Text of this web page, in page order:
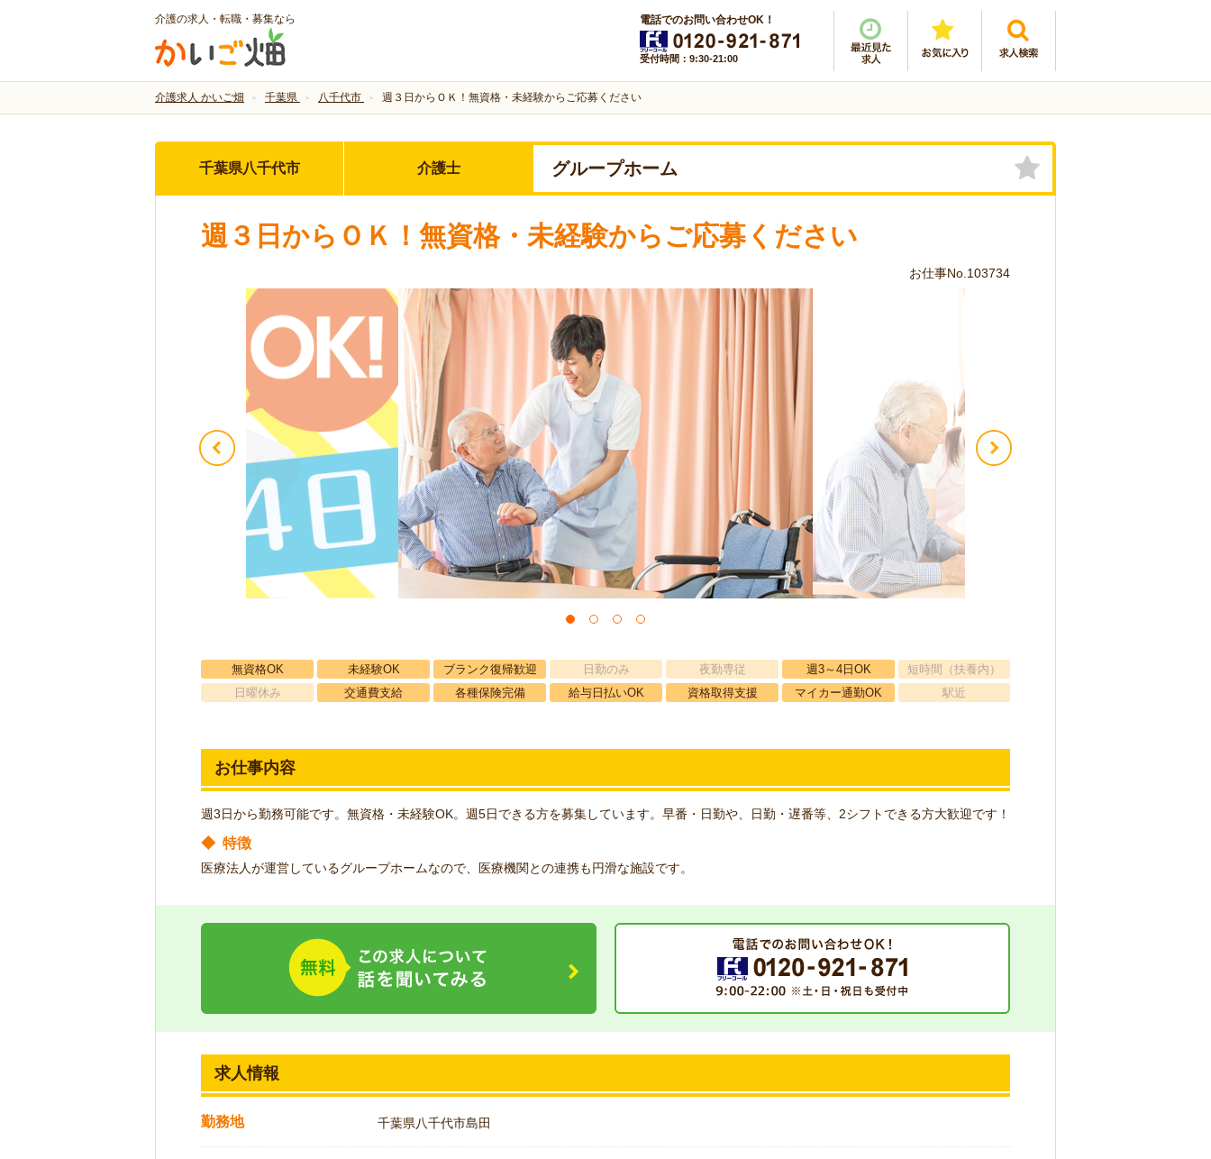
介護の求人・転職・募集なら 電話でのお問い合わせOK！
受付時間：9:30-21:00
介護求人 かいご畑 千葉県 八千代市 週３日からＯＫ！無資格・未経験からご応募ください
千葉県八千代市 介護士 グループホーム
週３日からＯＫ！無資格・未経験からご応募ください
お仕事No.103734
無資格OK 未経験OK ブランク復帰歓迎 日勤のみ 夜勤専従 週3～4日OK
短時間（扶養内）
日曜休み
交通費支給 各種保険完備 給与日払いOK 資格取得支援 マイカー通勤OK 駅近
お仕事内容
週3日から勤務可能です。無資格・未経験OK。週5日できる方を募集しています。早番・日勤や、日勤・遅番等、2シフトできる方大歓迎です！
◆ 特徴
医療法人が運営しているグループホームなので、医療機関との連携も円滑な施設です。
求人情報
勤務地 千葉県八千代市島田